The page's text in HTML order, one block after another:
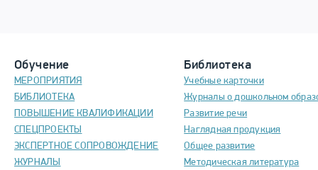
Обучение
МЕРОПРИЯТИЯ
БИБЛИОТЕКА
ПОВЫШЕНИЕ КВАЛИФИКАЦИИ
СПЕЦПРОЕКТЫ
ЭКСПЕРТНОЕ СОПРОВОЖДЕНИЕ
ЖУРНАЛЫ
Библиотека
Учебные карточки
Журналы о дошкольном
Развитие речи
Наглядная продукция
Общее развитие
Методическая литература